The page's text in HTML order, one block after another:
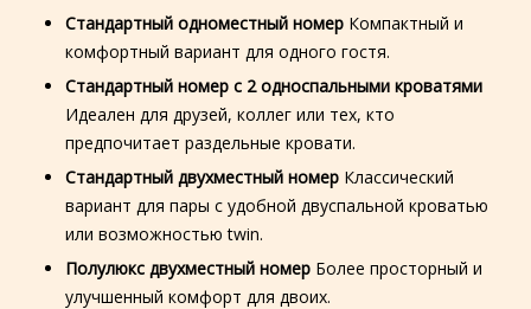
Стандартный одноместный номер Компактный и
комфортный вариант для одного гостя.
Стандартный номер с 2 односпальными кроватями
Идеален для друзей, коллег или тех, кто
предпочитает раздельные кровати.
Стандартный двухместный номер Классический
вариант для пары с удобной двуспальной кроватью
или возможностью twin.
Полулюкс двухместный номер Более просторный и
улучшенный комфорт для двоих.